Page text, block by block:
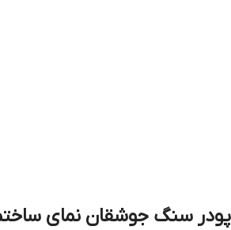
پودر سنگ جوشقان نمای